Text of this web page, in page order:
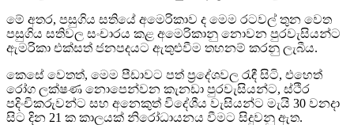
මේ අතර, පසුගිය සතියේ අමෙරිකාව ද මෙම රටවල් තුන වෙත
පසුගිය සතිවල සංචාරය කළ අමෙරිකානු නොවන පුරවැසියන්ට
ඇමරිකා එක්සත් ජනපදයට ඇතුළුවීම තහනම් කරනු ලැබීය.
කෙසේ වෙතත්, මෙම පීඩාවට පත් ප්‍රදේශවල රැඳී සිටි, එහෙත්
රෝග ලක්ෂණ නොපෙන්වන කැනඩා පුරවැසියන්ට, ස්ථිර
පදිංචිකරුවන්ට සහ අනෙකුත් විදේශීය වැසියන්ට මැයි 30 වනදා
සිට දින 21 ක කාලයක් නිරෝධායනය වීමට සිදුවනු ඇත.